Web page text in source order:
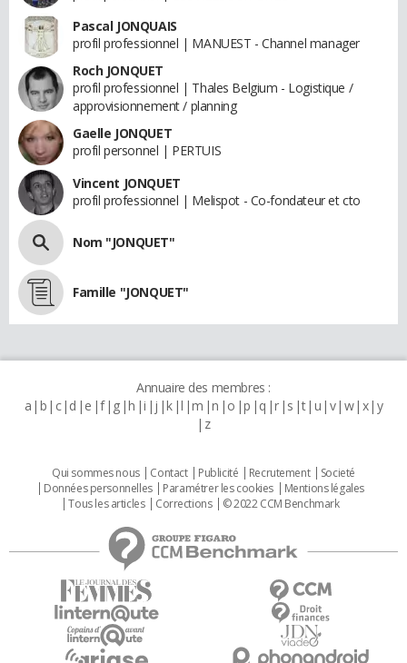
Pascal JONQUAIS
profil professionnel | MANUEST - Channel manager
Roch JONQUET
profil professionnel | Thales Belgium - Logistique /
approvisionnement / planning
Gaelle JONQUET
profil personnel | PERTUIS
Vincent JONQUET
profil professionnel | Melispot - Co-fondateur et cto
Nom "JONQUET"
Famille "JONQUET"
Annuaire des membres :
a b c d e f g h i j k l m n o p q r s t u v w x y
z
Qui sommes nous Contact Publicité Recrutement
Societé
Données personnelles
Paramétrer les cookies
Mentions légales
Tous les articles
Corrections © 2022 CCM Benchmark